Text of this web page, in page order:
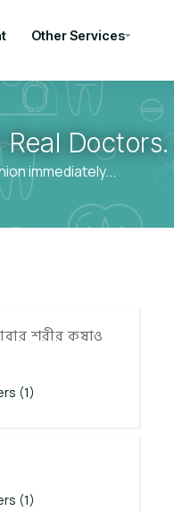
Other Services
Doctors.
immediately...
শরীর কষাও
(1)
(1)